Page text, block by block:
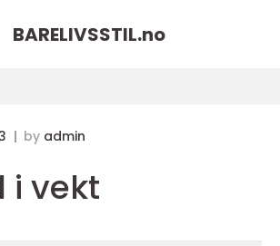
BARELIVSSTIL.no
by admin
i vekt